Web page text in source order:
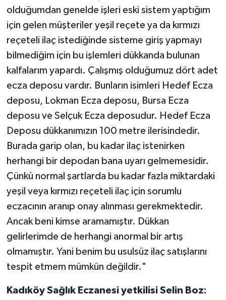
olduğumdan genelde işleri eski sistem yaptığım
için gelen müşteriler yeşil reçete ya da kırmızı
reçeteli ilaç istediğinde sisteme giriş yapmayı
bilmediğim için bu işlemleri dükkanda bulunan
kalfalarım yapardı. Çalışmış olduğumuz dört adet
ecza deposu vardır. Bunların isimleri Hedef Ecza
deposu, Lokman Ecza deposu, Bursa Ecza
deposu ve Selçuk Ecza deposudur. Hedef Ecza
Deposu dükkanımızın 100 metre ilerisindedir.
Burada garip olan, bu kadar ilaç istenirken
herhangi bir depodan bana uyarı gelmemesidir.
Çünkü normal şartlarda bu kadar fazla miktardaki
yeşil veya kırmızı reçeteli ilaç için sorumlu
eczacının aranıp onay alınması gerekmektedir.
Ancak beni kimse aramamıştır. Dükkan
gelirlerimde de herhangi anormal bir artış
olmamıştır. Yani benim bu usulsüz ilaç satışlarını
tespit etmem mümkün değildir."
Kadıköy Sağlık Eczanesi yetkilisi Selin Boz: